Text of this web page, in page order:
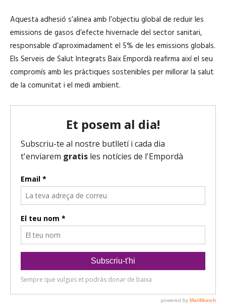
Aquesta adhesió s’alinea amb l’objectiu global de reduir les
emissions de gasos d’efecte hivernacle del sector sanitari,
responsable d’aproximadament el 5% de les emissions globals.
Els Serveis de Salut Integrats Baix Empordà reafirma així el seu
compromís amb les pràctiques sostenibles per millorar la salut
de la comunitat i el medi ambient.